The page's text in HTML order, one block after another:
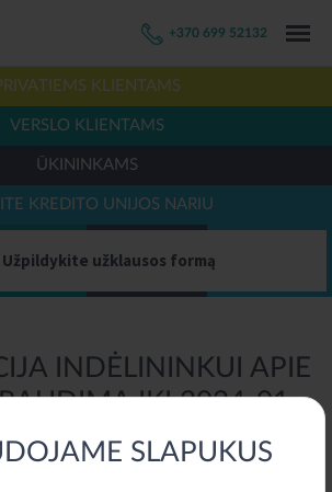
SLAPUKUS
+370 699 52132
KLIENTAMS
VERSLO KLIENTAMS
ŪKININKAMS
KREDITO UNIJOS NARIU
Užpildykite užklausos formą
INDĖLININKUI APIE
IKI 2024-01-